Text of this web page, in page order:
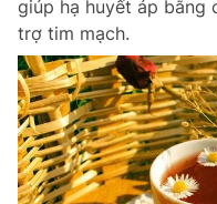
giúp hạ huyết áp bằng
trợ tim mạch.